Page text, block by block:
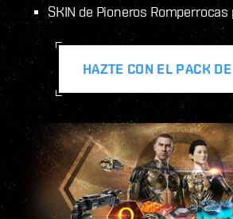
SKIN de Pioneros
HAZTE CON EL PACK